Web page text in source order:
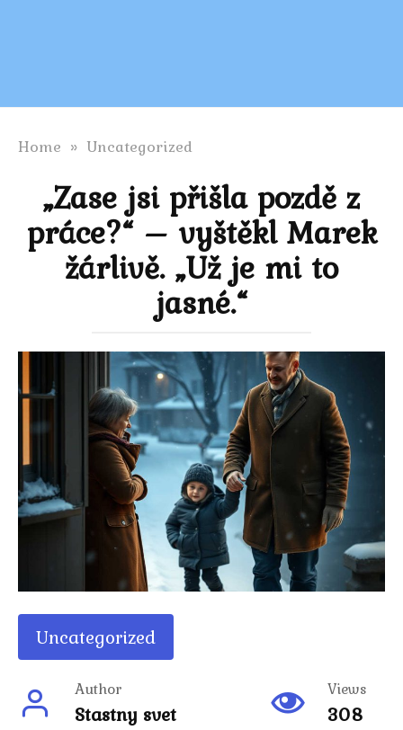
Home » Uncategorized
„Zase jsi přišla pozdě z
práce?“ – vyštěkl Marek
žárlivě. „Už je mi to
jasné.“
Uncategorized
Author
Stastny svet
Views
308